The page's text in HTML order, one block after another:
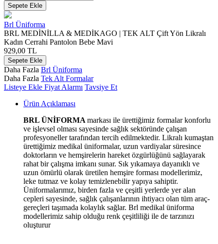
Sepete Ekle
Brl Üniforma
BRL MEDİNİLLA & MEDİKAGO | TEK ALT Çift Yön Likralı
Kadın Cerrahi Pantolon Bebe Mavi
929,00 TL
Sepete Ekle
Daha Fazla Brl Üniforma
Daha Fazla Tek Alt Formalar
Listeye Ekle Fiyat Alarmı Tavsiye Et
Ürün Açıklaması
BRL ÜNİFORMA markası ile ürettiğimiz formalar konforlu
ve işlevsel olması sayesinde sağlık sektöründe çalışan
profesyoneller tarafından tercih edilmektedir. Likralı kumaştan
ürettiğimiz medikal üniformalar, uzun vardiyalar süresince
doktorların ve hemşirelerin hareket özgürlüğünü sağlayarak
rahat bir çalışma imkanı sunar. Sık yıkamaya dayanıklı ve
uzun ömürlü olarak üretilen hemşire forması modellerimiz,
leke tutmaz ve kolay temizlenebilir yapıya sahiptir.
Üniformalarımız, birden fazla ve çeşitli yerlerde yer alan
cepleri sayesinde, sağlık çalışanlarının ihtiyacı olan tüm araç-
gereçleri taşımada kolaylık sağlar. Brl medikal üniforma
modellerimiz sahip olduğu renk çeşitliliği ile de tarzınızı
oluşturur